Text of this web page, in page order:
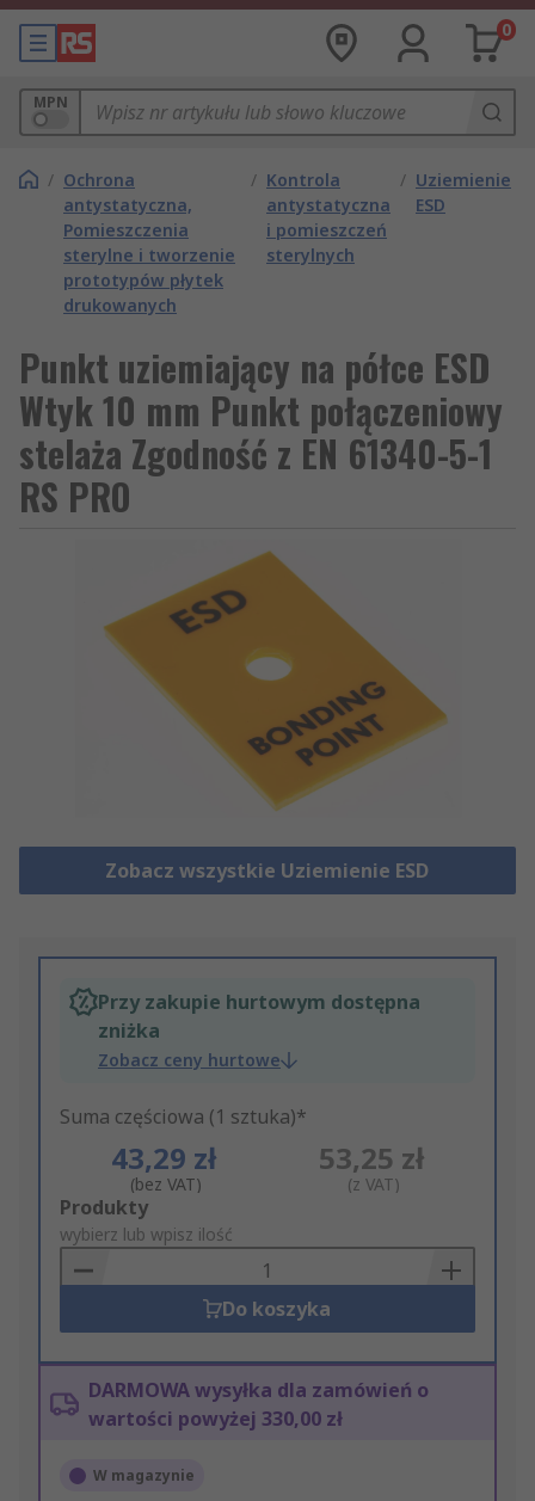
0
MPN
/ Ochrona
antystatyczna,
Pomieszczenia
sterylne i tworzenie
prototypów płytek
drukowanych
/ Kontrola
antystatyczna
i pomieszczeń
sterylnych
/ Uziemienie
ESD
Punkt uziemiający na półce ESD
Wtyk 10 mm Punkt połączeniowy
stelaża Zgodność z EN 61340-5-1
RS PRO
Zobacz wszystkie Uziemienie ESD
Przy zakupie hurtowym dostępna
zniżka
Zobacz ceny hurtowe
Suma częściowa (1 sztuka)*
43,29 zł
(bez VAT)
53,25 zł
(z VAT)
Add
to
Basket
Produkty
wybierz lub wpisz ilość
Do koszyka
DARMOWA wysyłka dla zamówień o
wartości powyżej 330,00 zł
W magazynie